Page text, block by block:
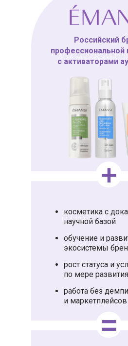
косметика с
научной базой
обучение и
экосистемы
рост статуса и
по мере развития
работа без
и маркетплейсов
Российский
профессиональной
с активаторами
+
=